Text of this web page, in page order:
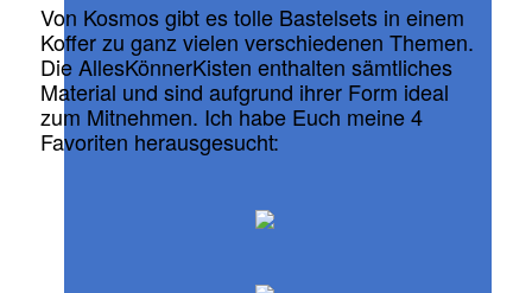
Von Kosmos gibt es tolle Bastelsets in einem
Koffer zu ganz vielen verschiedenen Themen.
Die AllesKönnerKisten enthalten sämtliches
Material und sind aufgrund ihrer Form ideal
zum Mitnehmen. Ich habe Euch meine 4
Favoriten herausgesucht: